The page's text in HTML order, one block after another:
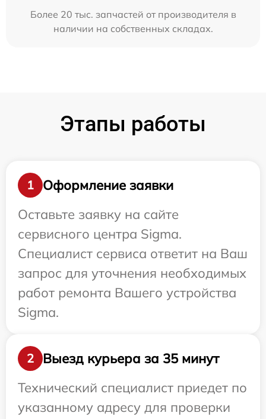
Более 20 тыс. запчастей от производителя в
наличии на собственных складах.
Этапы работы
1
Оформление заявки
Оставьте заявку на сайте
сервисного центра Sigma.
Специалист сервиса ответит на Ваш
запрос для уточнения необходимых
работ ремонта Вашего устройства
Sigma.
2
Выезд курьера за 35 минут
Технический специалист приедет по
указанному адресу для проверки